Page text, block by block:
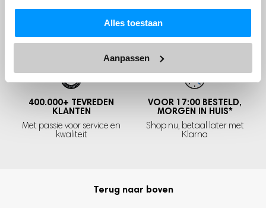
Alles toestaan
Aanpassen
GRATIS VERZENDING EN
In Nederlanden België
30 DAGEN
Niet tevreden,geld terug!
400.000+ TEVREDEN
KLANTEN
Met passie voor service en
kwaliteit
VOOR 17:00 BESTELD,
MORGEN IN HUIS*
Shop nu, betaal later met
Klarna
Terug naar boven